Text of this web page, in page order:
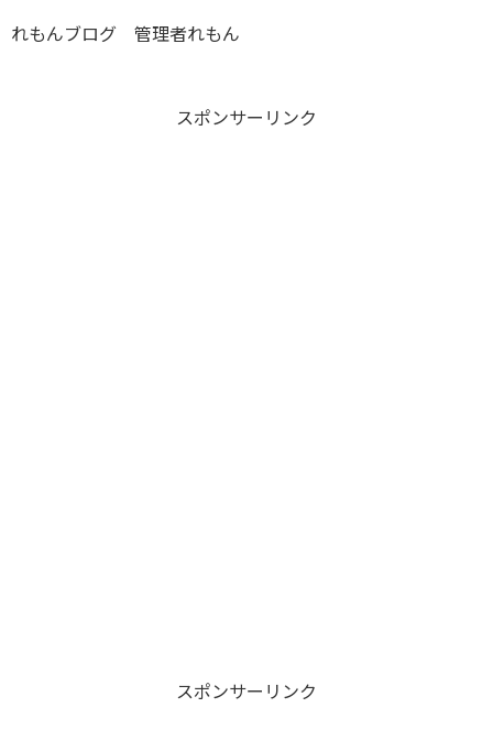
れもんブログ 管理者れもん
スポンサーリンク
スポンサーリンク